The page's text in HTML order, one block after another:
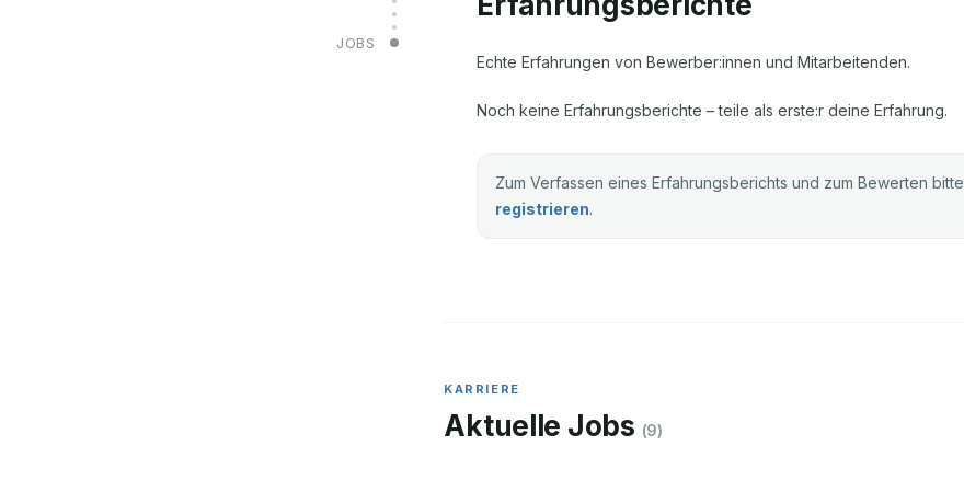
JOBS
Echte Erfahrungen von Bewerber:innen und Mitarbeitenden.
Noch keine Erfahrungsberichte – teile als erste:r deine Erfahrung.
Zum Verfassen eines Erfahrungsberichts und zum Bewerten bitte
registrieren.
KARRIERE
Aktuelle Jobs (9)